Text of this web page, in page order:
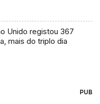
Unido registou 367
mais do triplo dia
PUB